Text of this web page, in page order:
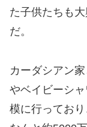
た子供たちも
だ。
カーダシアン
やベイビーシ
模に行ってお